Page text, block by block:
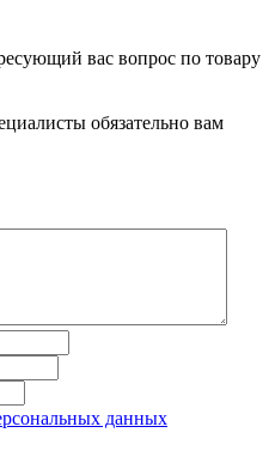
вас вопрос по товару
обязательно вам
данных